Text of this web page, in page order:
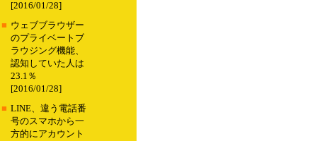
[2016/01/28]
■ ウェブブラウザー
のプライベートブ
ラウジング機能、
認知していた人は
23.1％
[2016/01/28]
■ LINE、違う電話番
号のスマホから一
方的にアカウント